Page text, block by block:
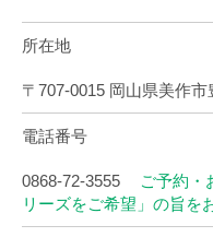
所在地
〒707-0015 岡山県美作市
電話番号
0868-72-3555
ご予約・
リーズをご希望」の旨を